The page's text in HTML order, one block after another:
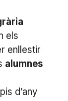
els
enllestir
alumnes
d’any